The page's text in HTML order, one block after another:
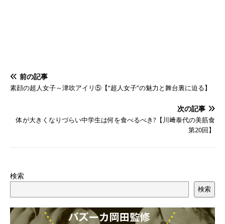
前の記事
素顔の超人女子～津吹アイリ⑤【“超人女子”の魅力と舞台裏に迫る】
次の記事
体が大きくなりづらい中学生は何を食べるべき?【川﨑泰代の美筋食
第20回】
検索
検索